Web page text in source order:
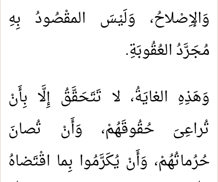
وَالإِصْلاحُ، وَلَيْسَ المقْصُودُ بِهِ
مُجَرَّدُ العُقُوبَةِ.
وَهَذِهِ الغايَةُ، لا تَتَحَقَّقُ إِلَّا بِأَنْ
تُراعِىَ حُقُوقَهُمْ، وَأَنْ تُصانَ
حُرُماتُهُمْ، وَأَنْ يُكَرَّمُوا بِما اقْتَضاهُ